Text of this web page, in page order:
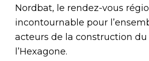
Nordbat, le rendez-vous
incontournable pour
acteurs de la construction
l’Hexagone.